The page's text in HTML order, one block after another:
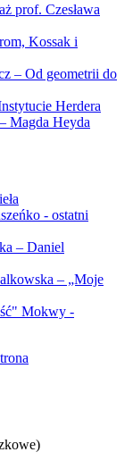
prof. Czesława
Kossak i
– Od geometrii do
Herdera
Magda Heyda
- ostatni
– Daniel
– „Moje
Mokwy -